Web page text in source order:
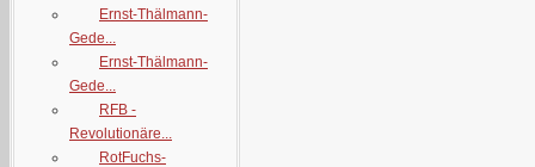
Ernst-Thälmann-
Gede...
Ernst-Thälmann-
Gede...
RFB -
Revolutionäre...
RotFuchs-